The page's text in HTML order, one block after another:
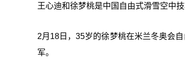
王心迪和徐梦桃是中国自由式滑雪空中技
2月18日，35岁的徐梦桃在米兰冬奥会
军。